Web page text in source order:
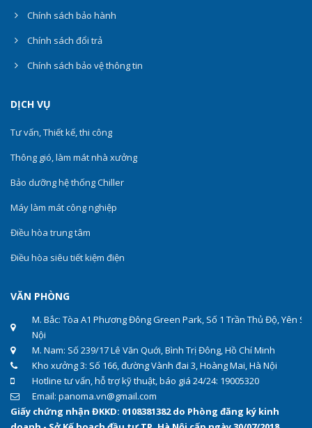
Chính sách bảo hành
Chính sách đổi trả
Chính sách bảo vệ thông tin
DỊCH VỤ
Tư vấn, Thiết kế, thi công
Thông gió, làm mát nhà xưởng
Bảo dưỡng hệ thống Chiller
Máy làm mát công nghiệp
Điều hòa trung tâm
Điều hòa siêu tiết kiệm điện
VĂN PHÒNG
M. Bắc: Tòa A1 Phương Đông Green Park, Số 1 Trần Thủ Độ, Yên
Nội
M. Nam: Số 239/17 Lê Văn Quới, Bình Trị Đông, Hồ Chí Minh
Kho xưởng 3: Số 166, đường Vành đai 3, Hoàng Mai, Hà Nội
Hotline tư vấn, hỗ trợ kỹ thuật, báo giá 24/24: 19005320
Email: panoma.vn@gmail.com
Giấy chứng nhận ĐKKD: 0108381382 do Phòng đăng ký kinh